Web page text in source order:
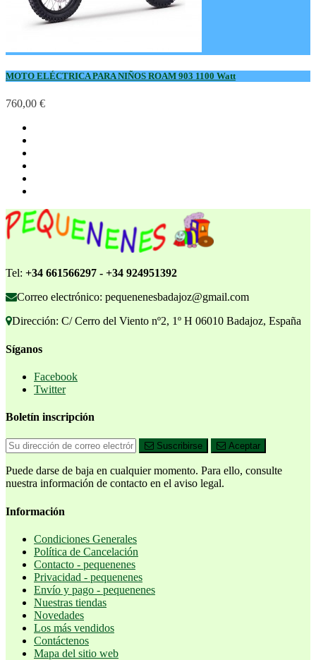
MOTO ELÉCTRICA PARA NIÑOS ROAM 903 1100 Watt
760,00 €
Tel: +34 661566297 - +34 924951392
Correo electrónico: pequenenesbadajoz@gmail.com
Dirección: C/ Cerro del Viento nº2, 1º H 06010 Badajoz, España
Síganos
Facebook
Twitter
Boletín inscripción
Suscribirse Aceptar
Puede darse de baja en cualquier momento. Para ello, consulte
nuestra información de contacto en el aviso legal.
Información
Condiciones Generales
Política de Cancelación
Contacto - pequenenes
Privacidad - pequenenes
Envío y pago - pequenenes
Nuestras tiendas
Novedades
Los más vendidos
Contáctenos
Mapa del sitio web